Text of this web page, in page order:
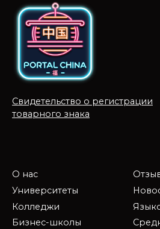
Свидетельство о регистрации
товарного знака
О нас
Университеты
Колледжи
Бизнес-школы